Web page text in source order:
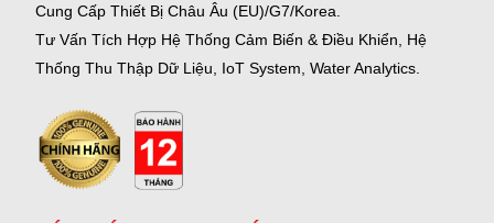
Cung Cấp Thiết Bị Châu Âu (EU)/G7/Korea.
Tư Vấn Tích Hợp Hệ Thống Cảm Biến & Điều Khiển, Hệ
Thống Thu Thập Dữ Liệu, IoT System, Water Analytics.